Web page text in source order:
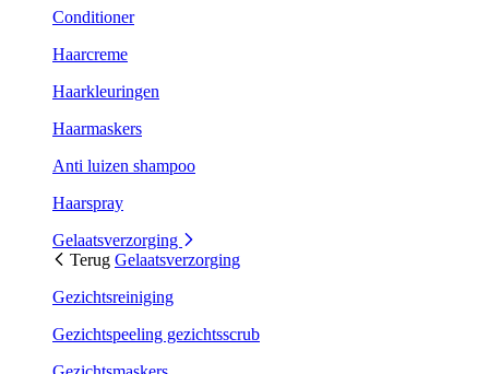
Conditioner
Haarcreme
Haarkleuringen
Haarmaskers
Anti luizen shampoo
Haarspray
Gelaatsverzorging
Terug Gelaatsverzorging
Gezichtsreiniging
Gezichtspeeling gezichtsscrub